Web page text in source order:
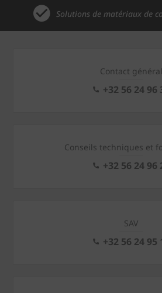
Solutions de matériaux de
Contact général
+32 56 24 96
Conseils techniques et
+32 56 24 96
SAV
+32 56 24 95